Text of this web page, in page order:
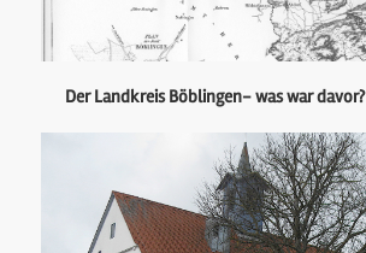
Der Landkreis Böblingen- was war davor?